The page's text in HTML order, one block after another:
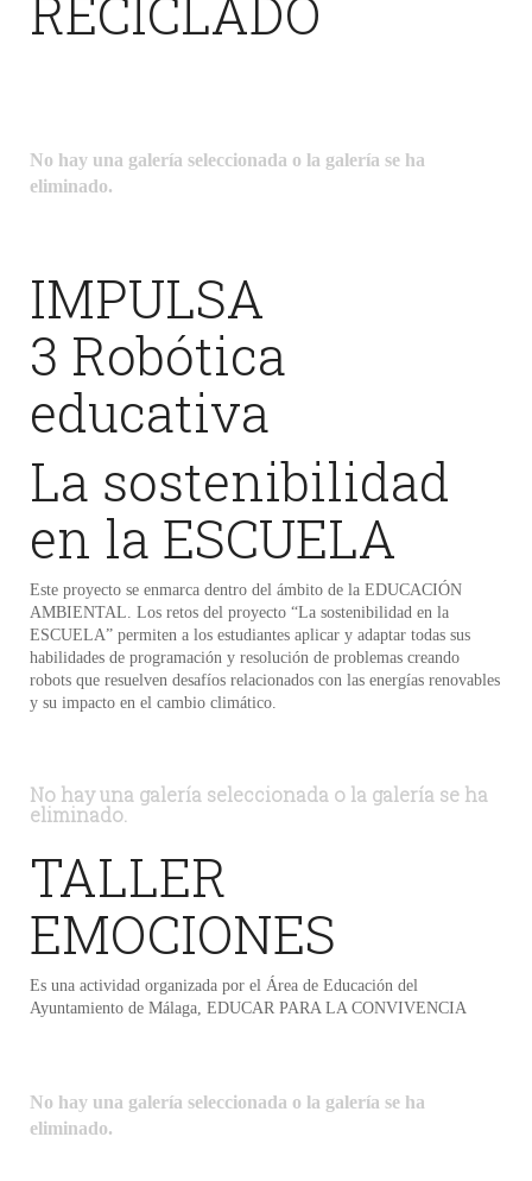
RECICLADO
No hay una galería seleccionada o la galería se ha
eliminado.
IMPULSA
3 Robótica
educativa
La sostenibilidad
en la ESCUELA
Este proyecto se enmarca dentro del ámbito de la EDUCACIÓN
AMBIENTAL. Los retos del proyecto “La sostenibilidad en la
ESCUELA” permiten a los estudiantes aplicar y adaptar todas sus
habilidades de programación y resolución de problemas creando
robots que resuelven desafíos relacionados con las energías renovables
y su impacto en el cambio climático.
No hay una galería seleccionada o la galería se ha
eliminado.
TALLER
EMOCIONES
Es una actividad organizada por el Área de Educación del
Ayuntamiento de Málaga, EDUCAR PARA LA CONVIVENCIA
No hay una galería seleccionada o la galería se ha
eliminado.